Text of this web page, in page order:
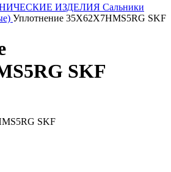
ИЗДЕЛИЯ Сальники
Уплотнение 35X62X7HMS5RG SKF
SKF
SKF